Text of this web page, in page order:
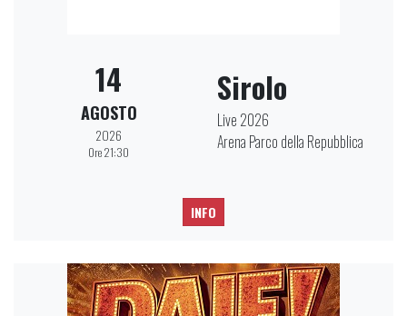
14
AGOSTO
2026
Ore 21:30
Sirolo
Live 2026
Arena Parco della Repubblica
INFO